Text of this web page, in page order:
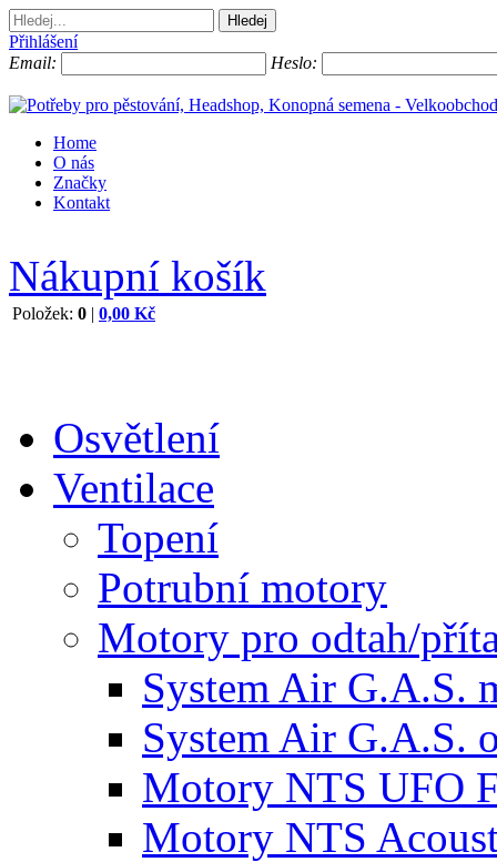
Přihlášení
Email:
Heslo:
Home
O nás
Značky
Kontakt
Nákupní košík
Položek: 0 | 0,00 Kč
Osvětlení
Ventilace
Topení
Potrubní motory
Motory pro odtah/
System Air G.A.S.
System Air G.A.S.
Motory NTS UFO
Motory NTS